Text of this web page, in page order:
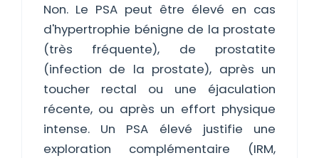
Non. Le PSA peut être élevé en cas
d'hypertrophie bénigne de la prostate
(très fréquente), de prostatite
(infection de la prostate), après un
toucher rectal ou une éjaculation
récente, ou après un effort physique
intense. Un PSA élevé justifie une
exploration complémentaire (IRM,